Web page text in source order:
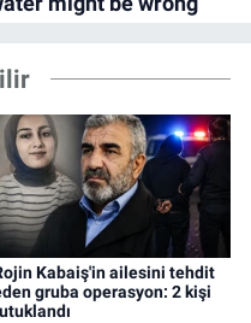
Kabaiş'in ailesini tehdit
gruba operasyon: 2 kişi